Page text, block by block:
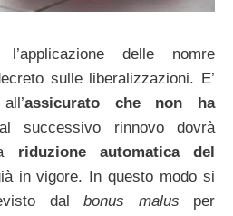
delle nomre
sulle liberalizzazioni. E’
assicurato che non ha
successivo rinnovo dovrà
riduzione automatica del
in vigore. In questo modo si
dalbonus malus per